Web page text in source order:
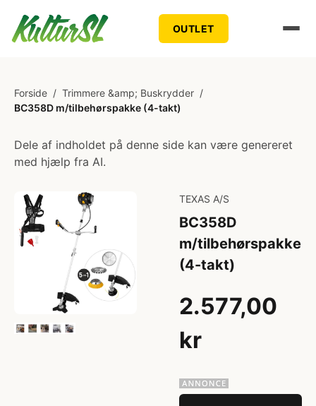
OUTLET
Forside / Trimmere &amp; Buskrydder /
BC358D m/tilbehørspakke (4-takt)
Dele af indholdet på denne side kan være genereret
med hjælp fra AI.
TEXAS A/S
BC358D
m/tilbehørspakke
(4-takt)
2.577,00
kr